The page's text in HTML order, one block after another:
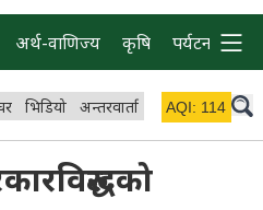
अर्थ-वाणिज्य कृषि पर्यटन प्रवास
भिडियो अन्तरवार्ता विचार/ब्लग
AQI: 114